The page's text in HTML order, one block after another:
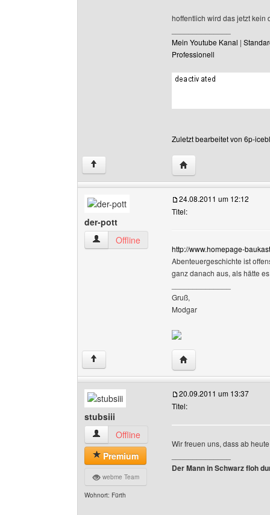
hoffentlich wird das jetzt
Mein Youtube Kanal |
Professionell
Zuletzt bearbeitet von 6p-
↑ Website dieses
der-pott
der-pott Benutzer-Profile anzeigen
Offline
24.08.2011 um 12:12
Titel:
http://www.homepage-
Abenteuergeschichte ist
ganz danach aus, als hätte
Gruß,
Modgar
↑ Website dieses
stubsiii
stubsiii Benutzer-Profile anzeigen
Offline
Premium
webme Team
Wohnort: Fürth
20.09.2011 um 13:37
Titel:
Wir freuen uns, dass ab
Der Mann in Schwarz floh